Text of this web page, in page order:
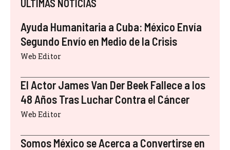
ÚLTIMAS NOTICIAS
Ayuda Humanitaria a Cuba: México Envía
Segundo Envío en Medio de la Crisis
Web Editor
El Actor James Van Der Beek Fallece a los
48 Años Tras Luchar Contra el Cáncer
Web Editor
Somos México se Acerca a Convertirse en